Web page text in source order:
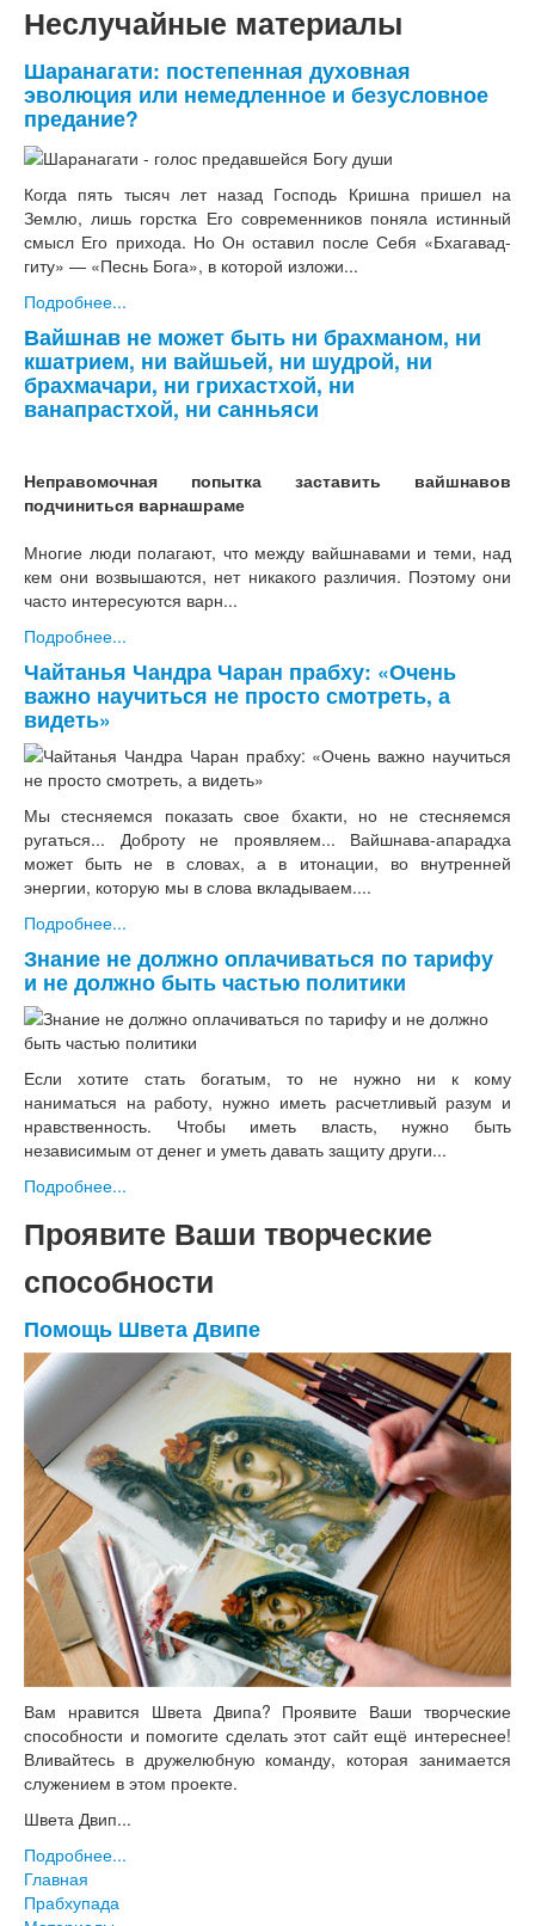
Неслучайные материалы
Шаранагати: постепенная духовная
эволюция или немедленное и безусловное
предание?
Когда пять тысяч лет назад Господь Кришна пришел на
Землю, лишь горстка Его современников поняла истинный
смысл Его прихода. Но Он оставил после Себя «Бхагавад-
гиту» — «Песнь Бога», в которой изложи...
Подробнее...
Вайшнав не может быть ни брахманом, ни
кшатрием, ни вайшьей, ни шудрой, ни
брахмачари, ни грихастхой, ни
ванапрастхой, ни санньяси
Неправомочная попытка заставить вайшнавов
подчиниться варнашраме
Многие люди полагают, что между вайшнавами и теми, над
кем они возвышаются, нет никакого различия. Поэтому они
часто интересуются варн...
Подробнее...
Чайтанья Чандра Чаран прабху: «Очень
важно научиться не просто смотреть, а
видеть»
Мы стесняемся показать свое бхакти, но не стесняемся
ругаться... Доброту не проявляем... Вайшнава-апарадха
может быть не в словах, а в итонации, во внутренней
энергии, которую мы в слова вкладываем....
Подробнее...
Знание не должно оплачиваться по тарифу
и не должно быть частью политики
Если хотите стать богатым, то не нужно ни к кому
наниматься на работу, нужно иметь расчетливый разум и
нравственность. Чтобы иметь власть, нужно быть
независимым от денег и уметь давать защиту други...
Подробнее...
Проявите Ваши творческие
способности
Помощь Швета Двипе
Вам нравится Швета Двипа? Проявите Ваши творческие
способности и помогите сделать этот сайт ещё интереснее!
Вливайтесь в дружелюбную команду, которая занимается
служением в этом проекте.
Швета Двип...
Подробнее...
Главная
Прабхупада